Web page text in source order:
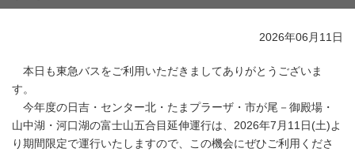
2026年06月11日
本日も東急バスをご利用いただきましてありがとうございま
す。
今年度の日吉・センター北・たまプラーザ・市が尾－御殿場・
山中湖・河口湖の富士山五合目延伸運行は、2026年7月11日(土)よ
り期間限定で運行いたしますので、この機会にぜひご利用くださ